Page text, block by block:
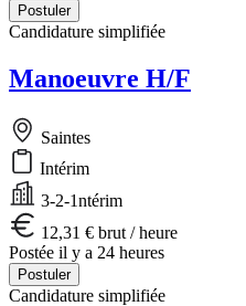
Postuler
Candidature simplifiée
Manoeuvre H/F
Saintes
Intérim
3-2-1ntérim
12,31 € brut / heure
Postée il y a 24 heures
Postuler
Candidature simplifiée